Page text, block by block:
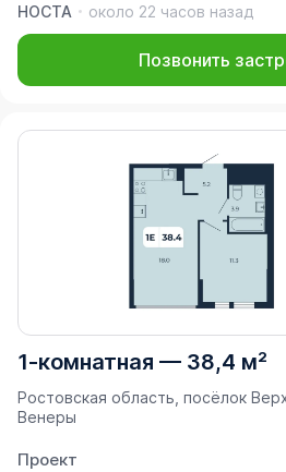
НОСТА
около 22 часов назад
Позвонить
1-комнатная — 38,4 м²
Ростовская область, посёлок
Венеры
Проект